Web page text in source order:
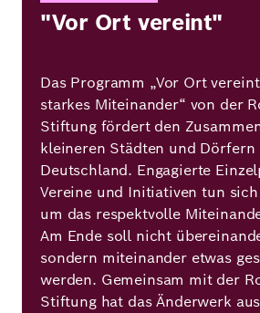
"Vor Ort vereint"
Das Programm „Vor Ort
starkes Miteinander“ von der
Stiftung fördert den
kleineren Städten und Dörfern
Deutschland. Engagierte
Vereine und Initiativen tun
um das respektvolle
Am Ende soll nicht
sondern miteinander etwas
werden. Gemeinsam mit der
Stiftung hat das Änderwerk